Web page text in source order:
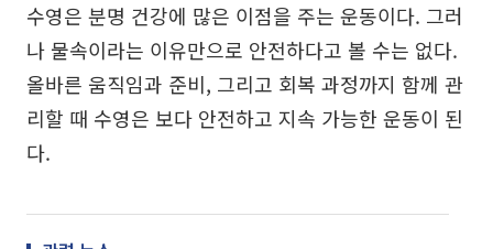
수영은 분명 건강에 많은 이점을 주는 운동이다. 그러
나 물속이라는 이유만으로 안전하다고 볼 수는 없다.
올바른 움직임과 준비, 그리고 회복 과정까지 함께 관
리할 때 수영은 보다 안전하고 지속 가능한 운동이 된
다.